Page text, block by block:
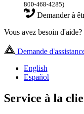
800-468-4285)
Demander à
Vous avez besoin d'aide?
Demande
English
Español
Service à la